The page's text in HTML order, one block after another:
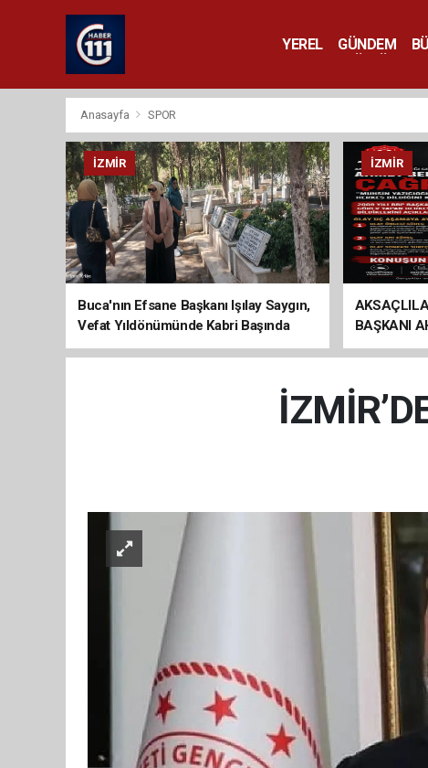
YEREL GÜNDEM
Anasayfa SPOR
İZMIR
Buca'nın Efsane Başkanı Işılay Saygın,
Vefat Yıldönümünde Kabri Başında
Anıldı
İZMIR
BAŞKANI
ÇAĞRI